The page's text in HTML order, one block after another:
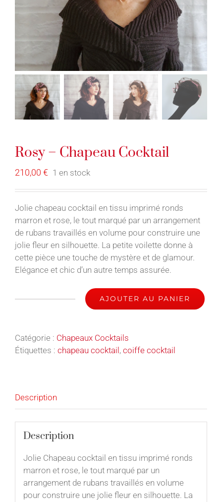
Rosy – Chapeau Cocktail
210,00 € 1 en stock
Jolie chapeau cocktail en tissu imprimé ronds
marron et rose, le tout marqué par un arrangement
de rubans travaillés en volume pour construire une
jolie fleur en silhouette. La petite voilette donne à
cette pièce une touche de mystère et de glamour.
Elégance et chic d’un autre temps assurée.
-
Chapeau
AJOUTER AU PANIER
Catégorie : Chapeaux Cocktails
Étiquettes : chapeau cocktail, coiffe cocktail
Description
Description
Jolie Chapeau cocktail en tissu imprimé ronds
marron et rose, le tout marqué par un
arrangement de rubans travaillés en volume
pour construire une jolie fleur en silhouette. La